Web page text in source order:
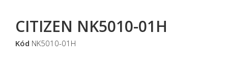
CITIZEN NK5010-01H
Kód NK5010-01H